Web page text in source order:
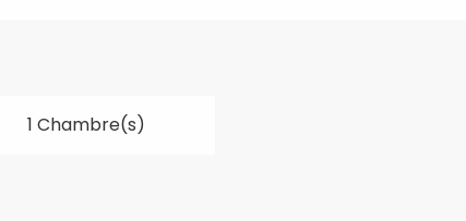
1 Chambre(s)